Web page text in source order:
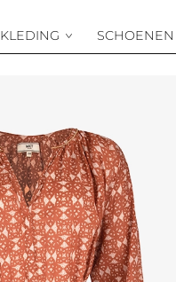
KLEDING SCHOENEN